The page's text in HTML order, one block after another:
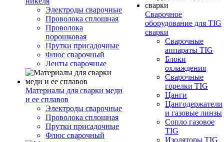
Электроды сварочные
Проволока сплошная
Проволока
порошковая
Прутки присадочные
Флюс сварочный
Ленты сварочные
Материалы для сварки меди
и ее сплавов
Электроды сварочные
Проволока сплошная
Прутки присадочные
Флюс сварочный
Сварочное
оборудование для TIG
сварки
Сварочные
аппараты TIG
Блоки
охлаждения
Сварочные
горелки TIG
Цанги
Цангодержатели
и газовые линзы
Сопло газовое
TIG
Изоляторы TIG